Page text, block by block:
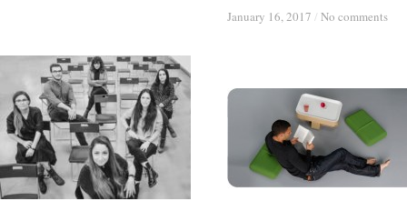
January 16, 2017 / No comments
January 16, 2017 / No comments